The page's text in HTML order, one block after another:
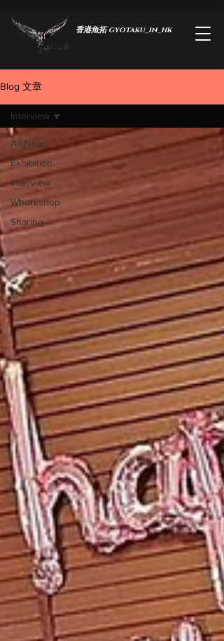
香港魚拓 gyotaku_in_hk
Blog 文章
All News
Exhibition
Interview
Whorkshop
Sharing
Interview